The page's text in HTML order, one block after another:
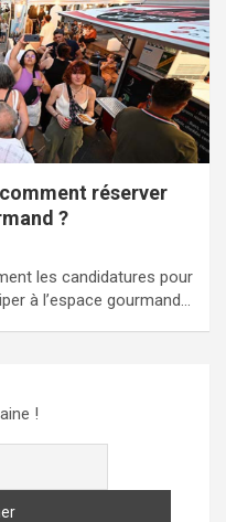
réserver
?
les candidatures pour
à l’espace gourmand…
!